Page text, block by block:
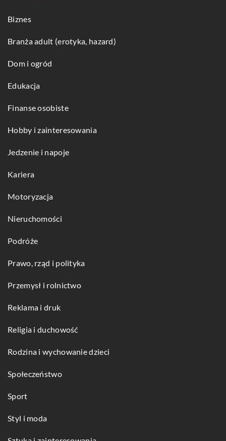
Biznes
Branża adult (erotyka, hazard)
Dom i ogród
Edukacja
Finanse osobiste
Hobby i zainteresowania
Jedzenie i napoje
Kariera
Motoryzacja
Nieruchomości
Podróże
Prawo, rząd i polityka
Przemysł i rolnictwo
Reklama i druk
Religia i duchowość
Rodzina i wychowanie dzieci
Społeczeństwo
Sport
Styl i moda